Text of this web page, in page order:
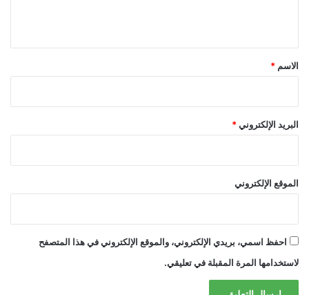
*
الاسم *
البريد الإلكتروني *
الموقع الإلكتروني
احفظ اسمي، بريدي الإلكتروني، والموقع الإلكتروني في هذا المتصفح
لاستخدامها المرة المقبلة في تعليقي.